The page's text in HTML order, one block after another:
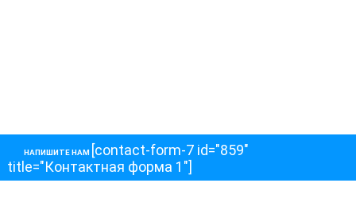
НАПИШИТЕ НАМ [contact-form-7 id="859"
title="Контактная форма 1"]